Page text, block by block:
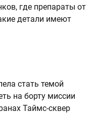
где препараты от
детали имеют
стать темой
на борту миссии
Таймс-сквер